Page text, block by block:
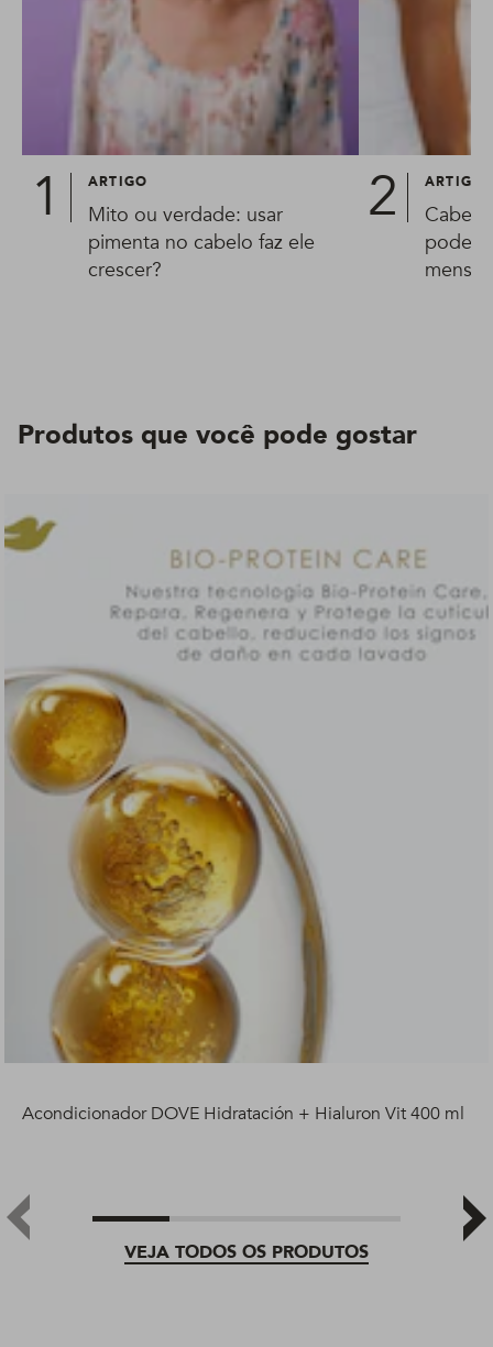
ARTIGO
Mito ou verdade: usar
pimenta no cabelo faz ele
crescer?
ARTIGO
pode
Produtos que você pode gostar
VEJA TODOS OS PRODUTOS
Acondicionador DOVE Hidratación + Hialuron Vit 400 ml